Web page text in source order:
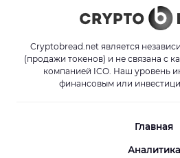
Cryptobread.net является
(продажи токенов) и не связана с
компанией ICO. Наш уровень
финансовым или
Главная
Аналитика